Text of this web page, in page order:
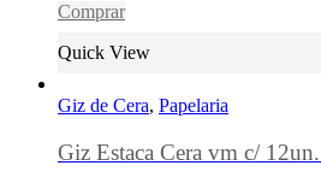
Comprar
Quick View
Giz de Cera, Papelaria
Giz Estaca Cera vm c/